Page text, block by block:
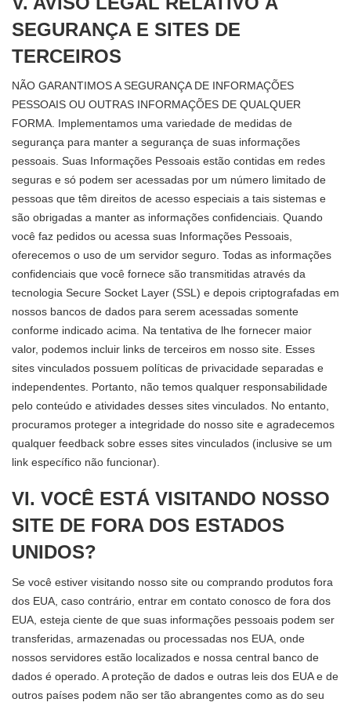
SEGURANÇA E SITES DE
TERCEIROS
NÃO GARANTIMOS A SEGURANÇA DE INFORMAÇÕES
PESSOAIS OU OUTRAS INFORMAÇÕES DE QUALQUER
FORMA. Implementamos uma variedade de medidas de
segurança para manter a segurança de suas informações
pessoais. Suas Informações Pessoais estão contidas em redes
seguras e só podem ser acessadas por um número limitado de
pessoas que têm direitos de acesso especiais a tais sistemas e
são obrigadas a manter as informações confidenciais. Quando
você faz pedidos ou acessa suas Informações Pessoais,
oferecemos o uso de um servidor seguro. Todas as informações
confidenciais que você fornece são transmitidas através da
tecnologia Secure Socket Layer (SSL) e depois criptografadas em
nossos bancos de dados para serem acessadas somente
conforme indicado acima. Na tentativa de lhe fornecer maior
valor, podemos incluir links de terceiros em nosso site. Esses
sites vinculados possuem políticas de privacidade separadas e
independentes. Portanto, não temos qualquer responsabilidade
pelo conteúdo e atividades desses sites vinculados. No entanto,
procuramos proteger a integridade do nosso site e agradecemos
qualquer feedback sobre esses sites vinculados (inclusive se um
link específico não funcionar).
VI. VOCÊ ESTÁ VISITANDO NOSSO
SITE DE FORA DOS ESTADOS
UNIDOS?
Se você estiver visitando nosso site ou comprando produtos fora
dos EUA, caso contrário, entrar em contato conosco de fora dos
EUA, esteja ciente de que suas informações pessoais podem ser
transferidas, armazenadas ou processadas nos EUA, onde
nossos servidores estão localizados e nossa central banco de
dados é operado. A proteção de dados e outras leis dos EUA e de
outros países podem não ser tão abrangentes como as do seu